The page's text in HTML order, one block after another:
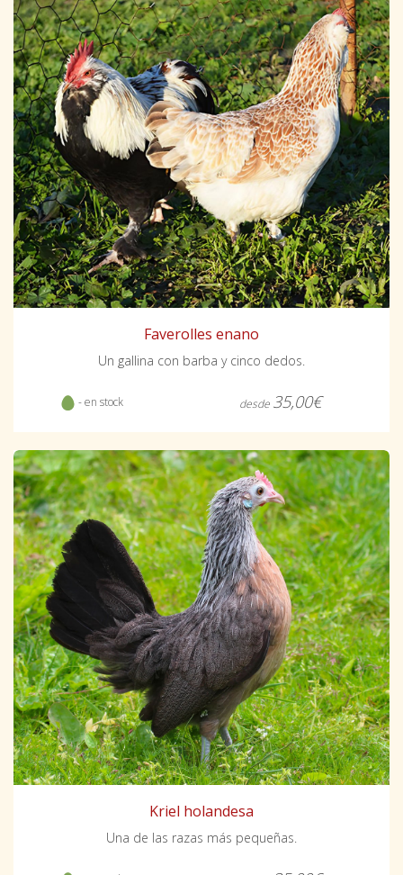
Faverolles enano
Un gallina con barba y cinco dedos.
- en stock desde 35,00€
Kriel holandesa
Una de las razas más pequeñas.